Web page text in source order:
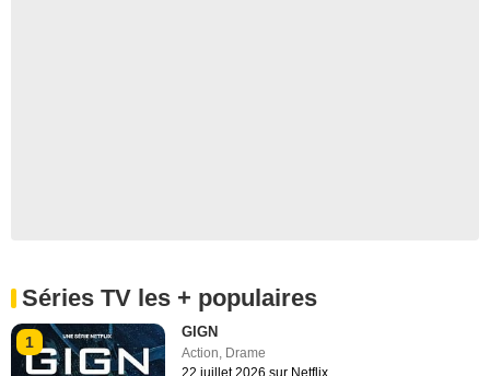
Séries TV les + populaires
1
GIGN
Action, Drame
22 juillet 2026 sur Netflix